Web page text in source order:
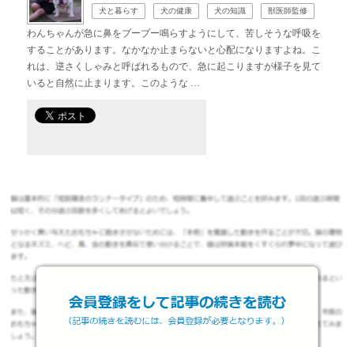
犬と暮らす 犬の健康 犬の知識 獣医師監修
わんちゃんが急に鼻をブーブー鳴らすようにして、苦しそうな呼吸を
することがあります。なかなか止まらないと心配になりますよね。こ
れは、逆さくしゃみと呼ばれるもので、急に起こりますが様子を見て
いると自然に止まります。このような …